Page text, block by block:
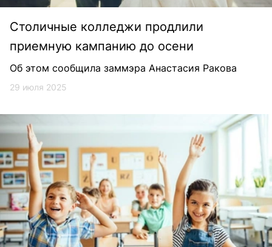
Столичные колледжи продлили
приемную кампанию до осени
Об этом сообщила заммэра Анастасия Ракова
29 июля 2025